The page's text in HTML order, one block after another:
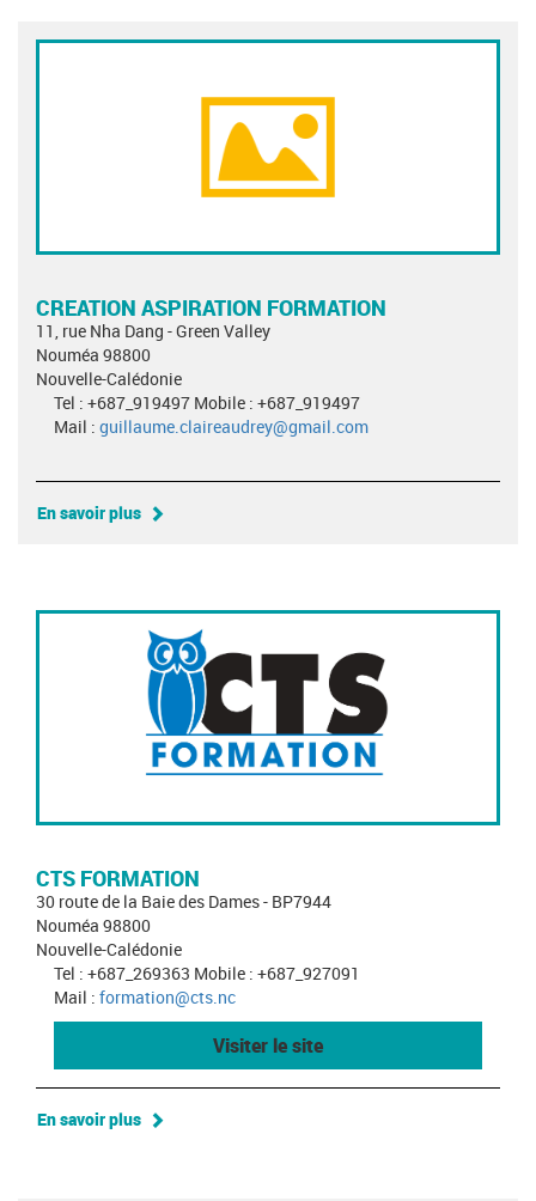
CREATION ASPIRATION FORMATION
11, rue Nha Dang - Green Valley
Nouméa 98800
Nouvelle-Calédonie
Tel : +687_919497 Mobile : +687_919497
Mail : guillaume.claireaudrey@gmail.com
En savoir plus
CTS FORMATION
30 route de la Baie des Dames - BP7944
Nouméa 98800
Nouvelle-Calédonie
Tel : +687_269363 Mobile : +687_927091
Mail : formation@cts.nc
Visiter le site
En savoir plus